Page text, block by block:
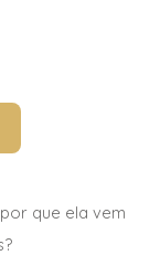
que ela vem